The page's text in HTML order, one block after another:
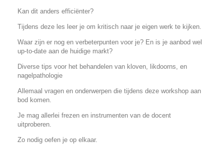
Kan dit anders efficiënter?
Tijdens deze les leer je om kritisch naar je eigen werk te kijken.
Waar zijn er nog en verbeterpunten voor je? En is je aanbod wel
up-to-date aan de huidige markt?
Diverse tips voor het behandelen van kloven, likdoorns, en
nagelpathologie
Allemaal vragen en onderwerpen die tijdens deze workshop aan
bod komen.
Je mag allerlei frezen en instrumenten van de docent
uitproberen.
Zo nodig oefen je op elkaar.